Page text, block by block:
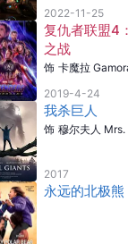
2022-11-25
复仇者联盟4
之战
饰 卡魔拉
2019-4-24
我杀巨人
饰 穆尔夫人
2017
永远的北极熊